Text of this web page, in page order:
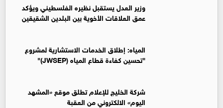
وزير العدل يستقبل نظيره الفلسطيني ويؤكد
عمق العلاقات الأخوية بين البلدين الشقيقين
المياه: إطلاق الخدمات الاستشارية لمشروع
"تحسين كفاءة قطاع المياه (JWSEP)"
شركة الخليج للإعلام تطلق موقع «المشهد
اليوم» الالكتروني من العقبة